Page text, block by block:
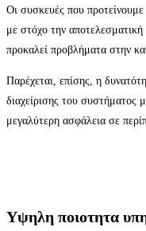
Οι συσκευές που προτείνουμε
με στόχο την
προκαλεί προβλήματα στην
Παρέχεται, επίσης, η
διαχείρισης του συστήματος
μεγαλύτερη ασφάλεια σε
Υψηλη ποιοτητα